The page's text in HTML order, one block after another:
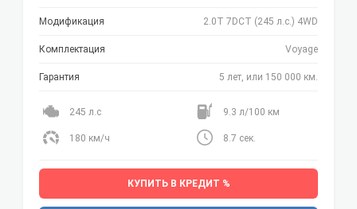
Модификация 2.0T 7DCT (245 л.с.) 4WD
Комплектация Voyage
Гарантия 5 лет, или 150 000 км.
245 л.с 9.3 л/100 км
180 км/ч 8.7 сек.
КУПИТЬ В КРЕДИТ %